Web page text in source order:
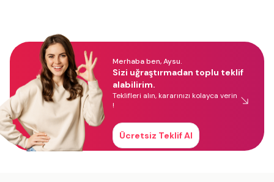
Merhaba ben, Aysu.
Sizi uğraştırmadan toplu teklif
alabilirim.
Teklifleri alın, kararınızı kolayca verin
!
Ücretsiz Teklif Al